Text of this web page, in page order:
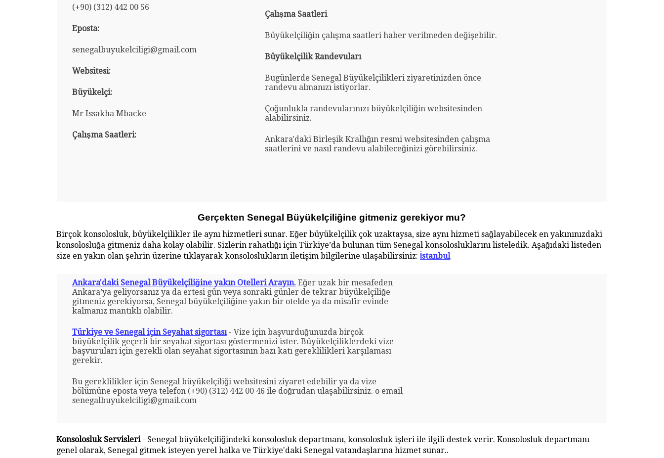
(+90) (312) 442 00 56
Eposta:
senegalbuyukelciligi@gmail.com
Websitesi:
Büyükelçi:
Mr Issakha Mbacke
Çalışma Saatleri:
Çalışma Saatleri
Büyükelçiliğin çalışma saatleri haber verilmeden değişebilir.
Büyükelçilik Randevuları
Bugünlerde Senegal Büyükelçilikleri ziyaretinizden önce
randevu almanızı istiyorlar.
Çoğunlukla randevularınızı büyükelçiliğin websitesinden
alabilirsiniz.
Ankara'daki Birleşik Krallığın resmi websitesinden çalışma
saatlerini ve nasıl randevu alabileceğinizi görebilirsiniz.
Gerçekten Senegal Büyükelçiliğine gitmeniz gerekiyor mu?
Birçok konsolosluk, büyükelçilikler ile aynı hizmetleri sunar. Eğer büyükelçilik çok uzaktaysa, size aynı hizmeti sağlayabilecek en yakınınızdaki
konsolosluğa gitmeniz daha kolay olabilir. Sizlerin rahatlığı için Türkiye’da bulunan tüm Senegal konsolosluklarını listeledik. Aşağıdaki listeden
size en yakın olan şehrin üzerine tıklayarak konsoloslukların iletişim bilgilerine ulaşabilirsiniz: İstanbul
Ankara'daki Senegal Büyükelçiliğine yakın Otelleri Arayın.Eğer uzak bir mesafeden
Ankara’ya geliyorsanız ya da ertesi gün veya sonraki günler de tekrar büyükelçiliğe
gitmeniz gerekiyorsa, Senegal büyükelçiliğine yakın bir otelde ya da misafir evinde
kalmanız mantıklı olabilir.
Türkiye ve Senegal için Seyahat sigortası- Vize için başvurduğunuzda birçok
büyükelçilik geçerli bir seyahat sigortası göstermenizi ister. Büyükelçiliklerdeki vize
başvuruları için gerekli olan seyahat sigortasının bazı katı gereklilikleri karşılaması
gerekir.
Bu gereklilikler için Senegal büyükelçiliği websitesini ziyaret edebilir ya da vize
bölümüne eposta veya telefon (+90) (312) 442 00 46 ile doğrudan ulaşabilirsiniz. o email
senegalbuyukelciligi@gmail.com
Konsolosluk Servisleri- Senegal büyükelçiliğindeki konsolosluk departmanı, konsolosluk işleri ile ilgili destek verir. Konsolosluk departmanı
genel olarak, Senegal gitmek isteyen yerel halka ve Türkiye'daki Senegal vatandaşlarına hizmet sunar..